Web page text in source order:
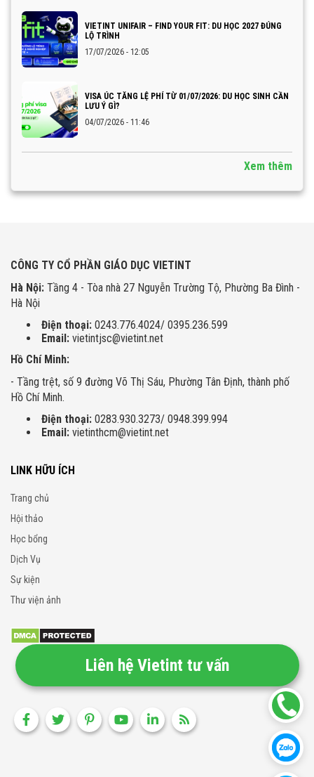
VIETINT UNIFAIR – FIND YOUR FIT: DU HỌC 2027 ĐÚNG
LỘ TRÌNH
17/07/2026 - 12:05
VISA ÚC TĂNG LỆ PHÍ TỪ 01/07/2026: DU HỌC SINH CẦN
LƯU Ý GÌ?
04/07/2026 - 11:46
Xem thêm
CÔNG TY CỔ PHẦN GIÁO DỤC VIETINT
Hà Nội: Tầng 4 - Tòa nhà 27 Nguyễn Trường Tộ, Phường Ba Đình -
Hà Nội
Điện thoại: 0243.776.4024/ 0395.236.599
Email: vietintjsc@vietint.net
Hồ Chí Minh:
- Tầng trệt, số 9 đường Võ Thị Sáu, Phường Tân Định, thành phố
Hồ Chí Minh.
Điện thoại: 0283.930.3273/ 0948.399.994
Email: vietinthcm@vietint.net
LINK HỮU ÍCH
Trang chủ
Hội thảo
Học bổng
Dịch Vụ
Sự kiện
Thư viện ảnh
Liên hệ Vietint tư vấn